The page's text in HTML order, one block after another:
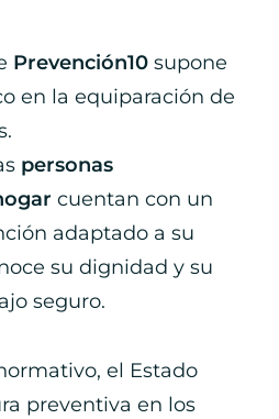
Prevención10 supone
en la equiparación de
personas
cuentan con un
adaptado a su
su dignidad y su
seguro.
el Estado
preventiva en los